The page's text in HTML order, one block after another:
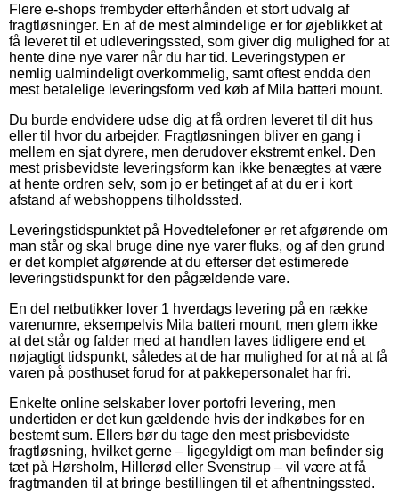
Flere e-shops frembyder efterhånden et stort udvalg af
fragtløsninger. En af de mest almindelige er for øjeblikket at
få leveret til et udleveringssted, som giver dig mulighed for at
hente dine nye varer når du har tid. Leveringstypen er
nemlig ualmindeligt overkommelig, samt oftest endda den
mest betalelige leveringsform ved køb af Mila batteri mount.
Du burde endvidere udse dig at få ordren leveret til dit hus
eller til hvor du arbejder. Fragtløsningen bliver en gang i
mellem en sjat dyrere, men derudover ekstremt enkel. Den
mest prisbevidste leveringsform kan ikke benægtes at være
at hente ordren selv, som jo er betinget af at du er i kort
afstand af webshoppens tilholdssted.
Leveringstidspunktet på Hovedtelefoner er ret afgørende om
man står og skal bruge dine nye varer fluks, og af den grund
er det komplet afgørende at du efterser det estimerede
leveringstidspunkt for den pågældende vare.
En del netbutikker lover 1 hverdags levering på en række
varenumre, eksempelvis Mila batteri mount, men glem ikke
at det står og falder med at handlen laves tidligere end et
nøjagtigt tidspunkt, således at de har mulighed for at nå at få
varen på posthuset forud for at pakkepersonalet har fri.
Enkelte online selskaber lover portofri levering, men
undertiden er det kun gældende hvis der indkøbes for en
bestemt sum. Ellers bør du tage den mest prisbevidste
fragtløsning, hvilket gerne – ligegyldigt om man befinder sig
tæt på Hørsholm, Hillerød eller Svenstrup – vil være at få
fragtmanden til at bringe bestillingen til et afhentningssted.